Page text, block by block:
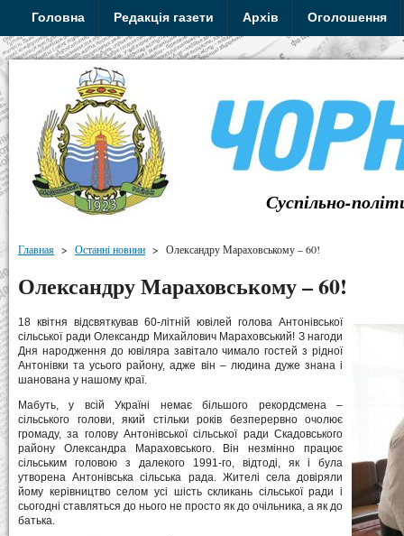
Головна Редакція газети Архів Оголошення
Суспільно-
Главная > Останні новини > Олександру Мараховському – 60!
Олександру Мараховському – 60!
18 квітня відсвяткував 60-літній ювілей голова Антонівської
сільської ради Олександр Михайлович Мараховський! З нагоди
Дня народження до ювіляра завітало чимало гостей з рідної
Антонівки та усього району, адже він – людина дуже знана і
шанована у нашому краї.
Мабуть, у всій Україні немає більшого рекордсмена –
сільського голови, який стільки років безперервно очолює
громаду, за голову Антонівської сільської ради Скадовського
району Олександра Мараховського. Він незмінно працює
сільським головою з далекого 1991-го, відтоді, як і була
утворена Антонівська сільська рада. Жителі села довіряли
йому керівництво селом усі шість скликань сільської ради і
сьогодні ставляться до нього не просто як до очільника, а як до
батька.